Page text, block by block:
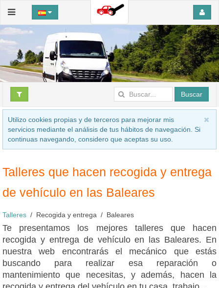
Buscar
Utilizo cookies propias y de terceros para mejorar mis
servicios mediante el análisis de tus hábitos de navegación. Si
continuas navegando, considero que aceptas su uso.
Talleres que hacen recogida y entrega
de vehículo en las Baleares
Talleres Recogida y entrega Baleares
Te presentamos los mejores talleres que hacen
recogida y entrega de vehículo en las Baleares. En
nuestra web encontrarás el mecánico que estás
buscando para realizar esa reparación o
mantenimiento que necesitas, y además, hacen la